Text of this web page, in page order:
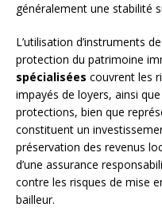
généralement une stabilité
L’utilisation d’instruments
protection du patrimoine
spécialisées couvrent les
impayés de loyers, ainsi
protections, bien que
constituent un
préservation des revenus
d’une assurance
contre les risques de mise
bailleur.